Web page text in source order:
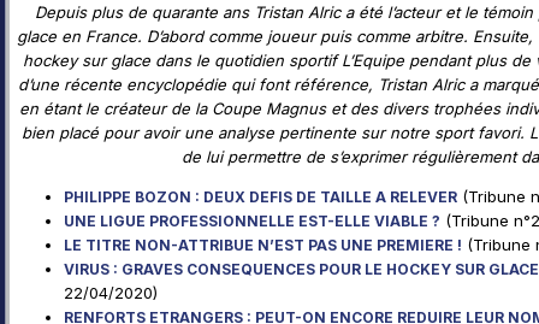
Depuis plus de quarante ans Tristan Alric a été l’acteur et le
glace en France. D’abord comme joueur puis comme arbitre.
hockey sur glace dans le quotidien sportif L’Equipe pendant plus
d’une récente encyclopédie qui font référence, Tristan Alric a
en étant le créateur de la Coupe Magnus et des divers trophées
bien placé pour avoir une analyse pertinente sur notre sport favori.
de lui permettre de s’exprimer régulièrement
PHILIPPE BOZON : DEUX DEFIS DE TAILLE A RELEVER (Tribune
UNE LIGUE PROFESSIONNELLE EST-ELLE VIABLE ? (Tribune
LE TITRE NON-ATTRIBUE N’EST PAS UNE PREMIERE ! (Tribune
VIRUS : GRAVES CONSEQUENCES POUR LE HOCKEY SUR
22/04/2020)
RENFORTS ETRANGERS : PEUT-ON ENCORE REDUIRE LEUR